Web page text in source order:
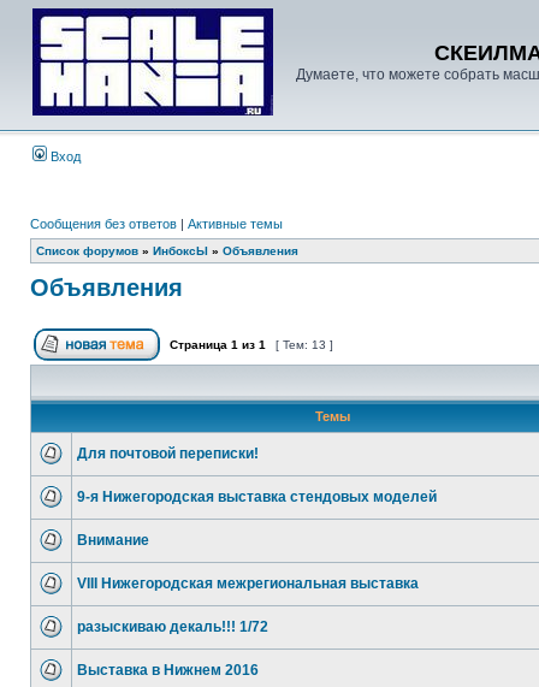
Думаете, что можете собрать
Вход
Сообщения без ответов | Активные темы
Список форумов » ИнбоксЫ » Объявления
Объявления
Страница 1 из 1 [ Тем: 13 ]
Темы
Для почтовой переписки!
9-я Нижегородская выставка стендовых моделей
Внимание
VIII Нижегородская межрегиональная выставка
разыскиваю декаль!!! 1/72
Выставка в Нижнем 2016